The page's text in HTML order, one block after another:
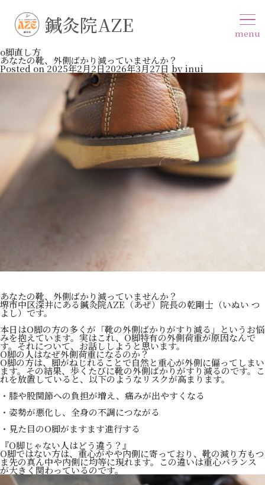
鍼灸院AZE menu
o脚直し方
あなたの靴、外側ばかり減っていませんか？
Posted on2025年2月2日2026年3月27日 byinui
あなたの靴、外側ばかり減っていませんか？
堺市中区深井にある鍼灸院AZE（あぜ）院長の乾剛士（いぬい つ
よし）です。
本日はO脚の方の多くが「靴の外側ばかりがすり減る」というお悩
みを抱えています。実はこれ、O脚特有の外側荷重が原因なんで
す。それについて、お話ししようと思います。
O脚の人はなぜ外側荷重になるのか？
O脚の方は、脚がねじれることで自然と重心が外側に偏ってしまい
ます。その結果、歩くたびに靴の外側ばかりがすり減るのです。こ
れを放置していると、以下のようなリスクが高まります。
・膝や股関節への負担が増え、痛みが出やすくなる
・姿勢が悪化し、全身の不調につながる
・見た目のO脚がますます進行する
『O脚じゃない人はどう違う？』
O脚ではない方は、重心がやや内側に寄っており、靴の減り方もつ
ま先の真ん中や内側に均等に現れます。この違いは重心バランス
が大きく関わっているのです。